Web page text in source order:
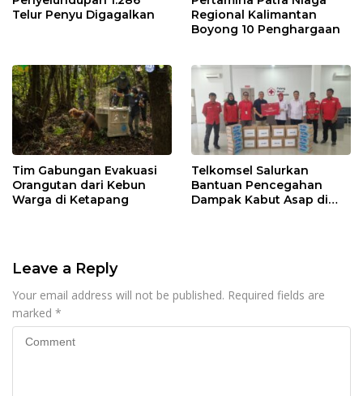
Telur Penyu Digagalkan
Regional Kalimantan
Boyong 10 Penghargaan
Tim Gabungan Evakuasi
Orangutan dari Kebun
Warga di Ketapang
Telkomsel Salurkan
Bantuan Pencegahan
Dampak Kabut Asap di
Leave a Reply
Your email address will not be published. Required fields are
marked *